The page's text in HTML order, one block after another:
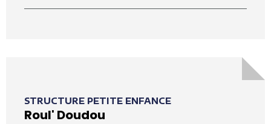
STRUCTURE PETITE ENFANCE
Roul' Doudou